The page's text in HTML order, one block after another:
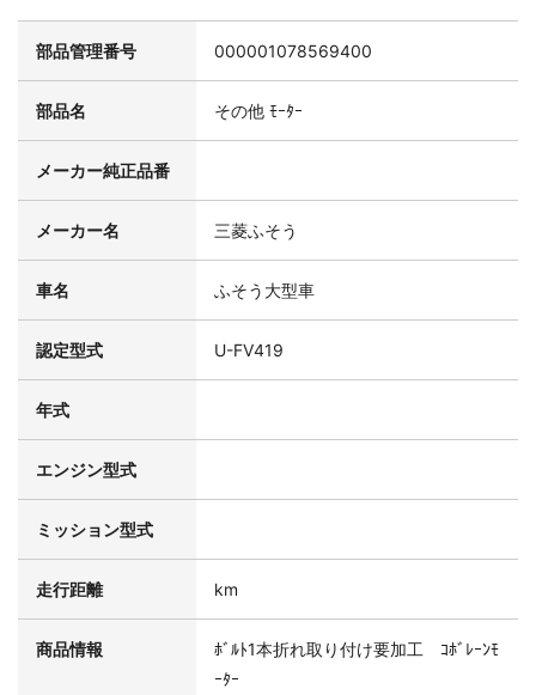
部品管理番号 000001078569400
部品名 その他 ﾓｰﾀｰ
メーカー純正品番
メーカー名 三菱ふそう
車名 ふそう大型車
認定型式 U-FV419
年式
エンジン型式
ミッション型式
走行距離 km
商品情報
ﾎﾞﾙﾄ1本折れ取り付け要加工 ｺﾎﾞﾚｰﾝﾓ
ｰﾀｰ